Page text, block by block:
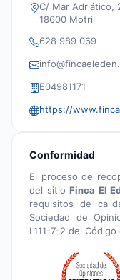
C/ Mar Adriático,
18600 Motril
628 989 069
E04981171
https://
Conformidad
El proceso de
del sitioFinca El
requisitos de
Sociedad de
L111-7-2 del